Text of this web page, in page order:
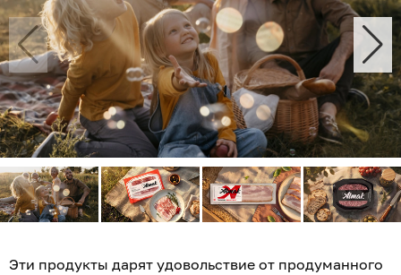
Эти продукты дарят удовольствие от продуманного